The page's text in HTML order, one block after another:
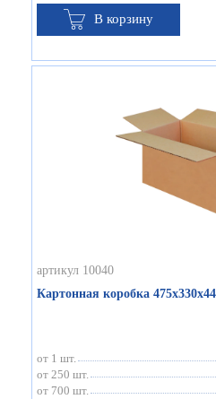
В корзину
артикул 10040
Картонная коробка
от 1 шт.
от 250 шт.
от 700 шт.